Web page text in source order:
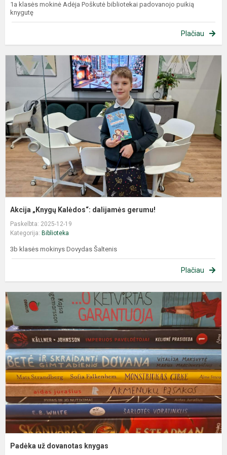
1a klasės mokinė Adėja Poškutė bibliotekai padovanojo puikią
knygutę
Plačiau
Akcija „Knygų Kalėdos“: dalijamės gerumu!
Paskelbta: 2025-12-19
Kategorija: Biblioteka
3b klasės mokinys Dovydas Šaltenis
Plačiau
Padėka už dovanotas knygas